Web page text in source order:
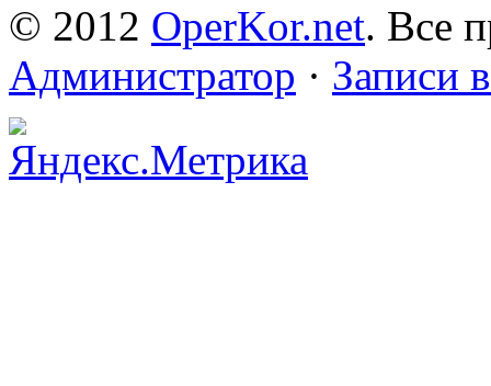
© 2012 OperKor.net. Все
Администратор · Записи